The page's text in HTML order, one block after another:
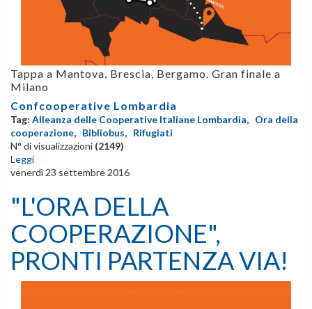
Tappa a Mantova, Brescia, Bergamo. Gran finale a
Milano
Confcooperative Lombardia
Tag: Alleanza delle Cooperative Italiane Lombardia, Ora della
cooperazione, Bibliobus, Rifugiati
N° di visualizzazioni (2149)
Leggi
venerdì 23 settembre 2016
"L'ORA DELLA
COOPERAZIONE",
PRONTI PARTENZA VIA!